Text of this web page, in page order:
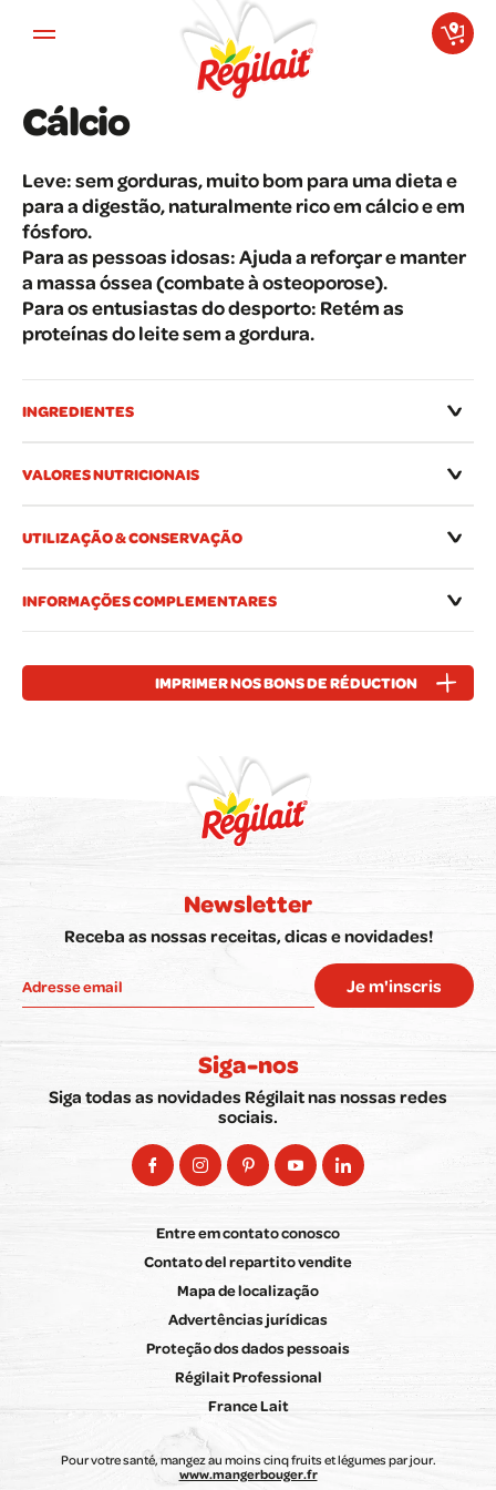
Cálcio
Leve: sem gorduras, muito bom para uma dieta e
para a digestão, naturalmente rico em cálcio e em
fósforo.
Para as pessoas idosas: Ajuda a reforçar e manter
a massa óssea (combate à osteoporose).
Para os entusiastas do desporto: Retém as
proteínas do leite sem a gordura.
INGREDIENTES
VALORES NUTRICIONAIS
UTILIZAÇÃO & CONSERVAÇÃO
INFORMAÇÕES COMPLEMENTARES
IMPRIMER NOS BONS DE RÉDUCTION
Newsletter
Receba as nossas receitas, dicas e novidades!
Je m'inscris
Siga-nos
Siga todas as novidades Régilait nas nossas redes
sociais.
Entre em contato conosco
Contato del repartito vendite
Mapa de localização
Advertências jurídicas
Proteção dos dados pessoais
Régilait Professional
France Lait
Pour votre santé, mangez au moins cinq fruits et légumes par jour.
www.mangerbouger.fr